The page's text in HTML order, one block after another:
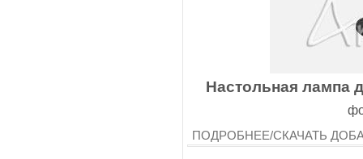
Настольная лампа
ПОДРОБНЕЕ/СКАЧАТЬ